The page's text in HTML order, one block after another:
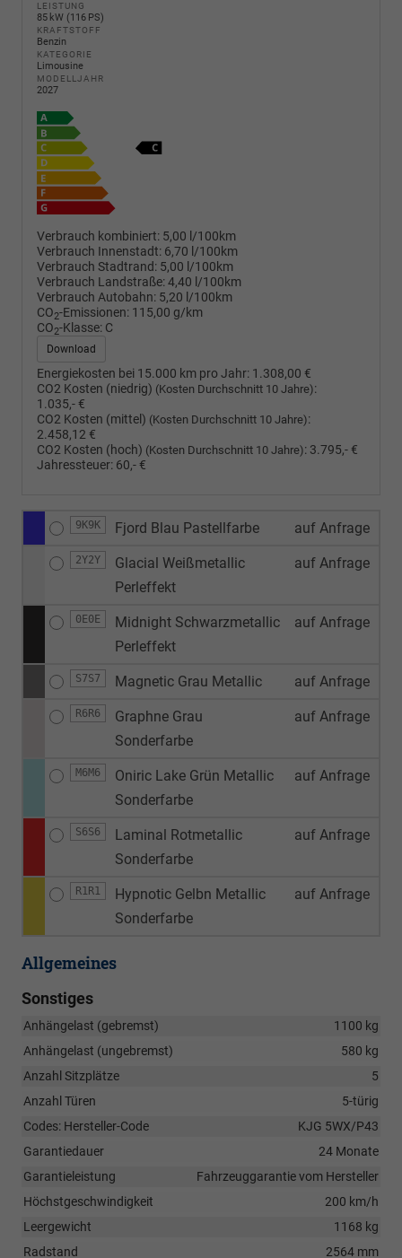
LEISTUNG
85 kW (116 PS)
KRAFTSTOFF
Benzin
KATEGORIE
Limousine
MODELLJAHR
2027
Verbrauch kombiniert: 5,00 l/100km
Verbrauch Innenstadt: 6,70 l/100km
Verbrauch Stadtrand: 5,00 l/100km
Verbrauch Landstraße:4,40 l/100km
Verbrauch Autobahn: 5,20 l/100km
CO2-Emissionen: 115,00 g/km
CO2-Klasse: C
Download
Energiekosten bei 15.000 km pro Jahr: 1.308,00 €
CO2 Kosten (niedrig) (Kosten Durchschnitt 10 Jahre):
1.035,- €
CO2 Kosten (mittel) (Kosten Durchschnitt 10 Jahre):
2.458,12 €
CO2 Kosten (hoch) (Kosten Durchschnitt 10 Jahre): 3.795,- €
Jahressteuer: 60,- €
9K9K Fjord Blau Pastellfarbe auf Anfrage
2Y2Y
Glacial Weißmetallic
Perleffekt
auf Anfrage
0E0E
Midnight Schwarzmetallic
Perleffekt
auf Anfrage
S7S7 Magnetic Grau Metallic auf Anfrage
R6R6
Graphne Grau
Sonderfarbe
auf Anfrage
M6M6
Oniric Lake Grün Metallic
Sonderfarbe
auf Anfrage
S6S6
Laminal Rotmetallic
Sonderfarbe
auf Anfrage
R1R1
Hypnotic Gelbn Metallic
Sonderfarbe
auf Anfrage
Allgemeines
Sonstiges
Anhängelast (gebremst)
1100 kg
Anhängelast (ungebremst)
580 kg
Anzahl Sitzplätze
5
Anzahl Türen
5-türig
Codes: Hersteller-Code
KJG 5WX/P43
Garantiedauer
24 Monate
Garantieleistung
Fahrzeuggarantie vom Hersteller
Höchstgeschwindigkeit
200 km/h
Leergewicht
1168 kg
Radstand
2564 mm